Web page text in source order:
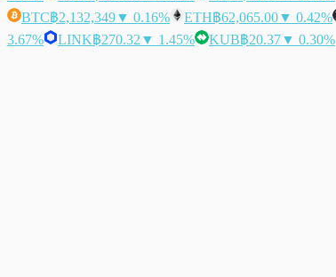
BTC฿2,132,349▼ 0.16% ETH฿62,065.00▼ 0.42%
3.67%
LINK฿270.32 ▼ 1.45% KUB฿20.37▼ 0.30%